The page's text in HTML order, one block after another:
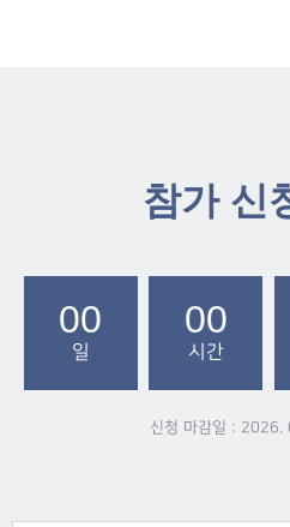
참가 신
00
일
00
시간
신청 마감일 :